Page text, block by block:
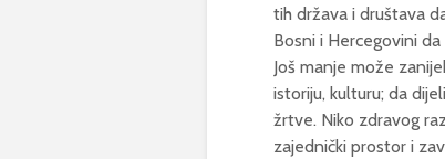
tih država i društava
Bosni i Hercegovini
Još manje može
istoriju, kulturu; da
žrtve. Niko zdravog
zajednički prostor i